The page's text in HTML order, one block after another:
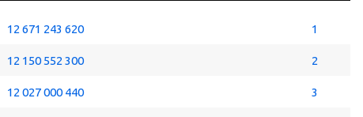
12 671 243 620 1
12 150 552 300 2
12 027 000 440 3